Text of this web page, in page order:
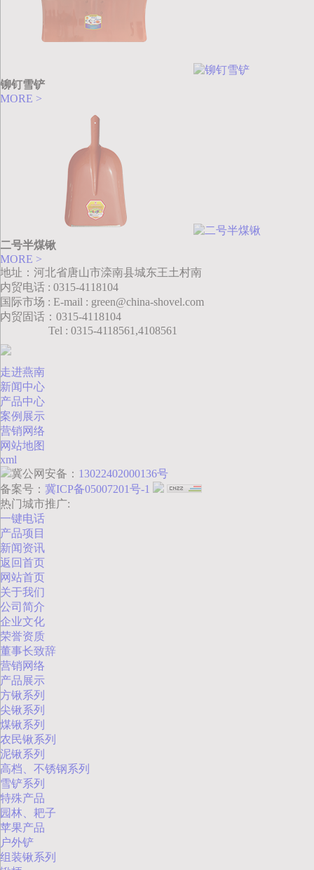
铆钉雪铲
MORE >
二号半煤锹
MORE >
地址：河北省唐山市滦南县城东王土村南
内贸电话 : 0315-4118104
国际市场 : E-mail : green@china-shovel.com
内贸固话：0315-4118104
Tel : 0315-4118561,4108561
走进燕南
新闻中心
产品中心
案例展示
营销网络
网站地图
xml
冀公网安备： 13022402000136号
备案号： 冀ICP备05007201号-1
热门城市推广:
一键电话
产品项目
新闻资讯
返回首页
网站首页
关于我们
公司简介
企业文化
荣誉资质
董事长致辞
营销网络
产品展示
方锹系列
尖锹系列
煤锹系列
农民锹系列
泥锹系列
高档、不锈钢系列
雪铲系列
特殊产品
园林、耙子
苹果产品
户外铲
组装锹系列